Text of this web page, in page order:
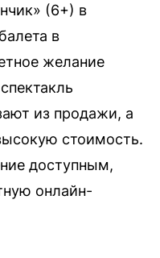
(6+) в
в
желание
из продажи, а
стоимость.
доступным,
онлайн-